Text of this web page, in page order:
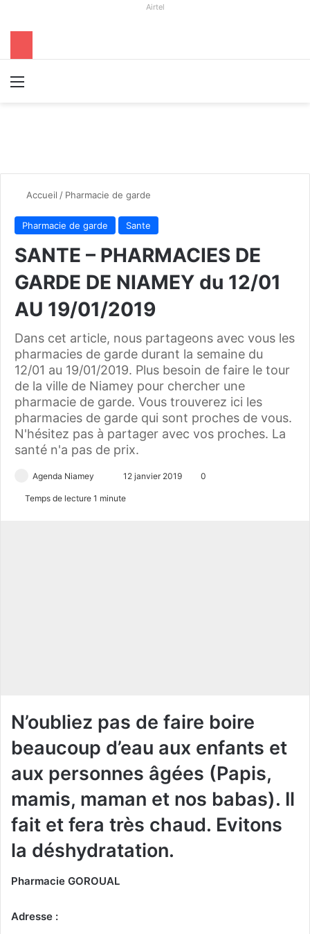
Airtel
Accueil / Pharmacie de garde
Pharmacie de garde Sante
SANTE – PHARMACIES DE
GARDE DE NIAMEY du 12/01
AU 19/01/2019
Dans cet article, nous partageons avec vous les
pharmacies de garde durant la semaine du
12/01 au 19/01/2019. Plus besoin de faire le tour
de la ville de Niamey pour chercher une
pharmacie de garde. Vous trouverez ici les
pharmacies de garde qui sont proches de vous.
N'hésitez pas à partager avec vos proches. La
santé n'a pas de prix.
Agenda Niamey
n
e
12 janvier 2019 0
Temps de lecture 1 minute
N’oubliez pas de faire boire
beaucoup d’eau aux enfants et
aux personnes âgées (Papis,
mamis, maman et nos babas). Il
fait et fera très chaud. Evitons
la déshydratation.
Pharmacie GOROUAL
Adresse :